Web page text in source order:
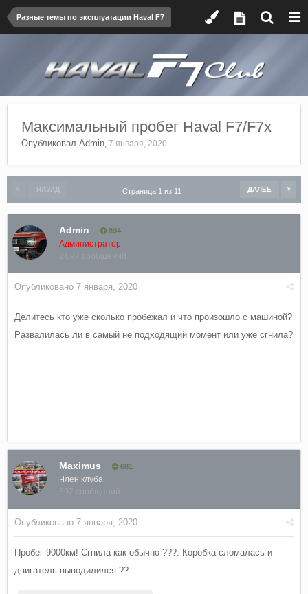
Разные темы по эксплуатации Haval F7
Максимальный пробег Haval F7/F7x
Опубликовал Admin, 7 января, 2020
НАЗАД ДАЛЕЕ
Страница 1 из 11
Admin 894
Администратор
2 097 сообщений
Опубликовано 7 января, 2020
Делитесь кто уже сколько пробежал и что произошло с машиной?
Развалилась ли в самый не подходящий момент или уже сгнила?
Maximus 681
Член клуба
697 сообщений
Опубликовано 7 января, 2020
Пробег 9000км! Сгнила как обычно ???. Коробка сломалась и
двигатель выводилился ??